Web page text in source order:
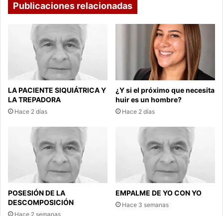
Publicaciones relacionadas
LA PACIENTE SIQUIÁTRICA Y
LA TREPADORA
Hace 2 días
¿Y si el próximo que necesita
huir es un hombre?
Hace 2 días
POSESIÓN DE LA
DESCOMPOSICIÓN
Hace 2 semanas
EMPALME DE YO CON YO
Hace 3 semanas